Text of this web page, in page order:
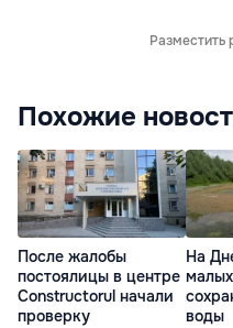
Разместить
Похожие
После жалобы
постоялицы в центре
Constructorul начали
проверку
На
воды